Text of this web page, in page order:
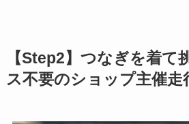
【Step2】つなぎを着て
ス不要のショップ主催走